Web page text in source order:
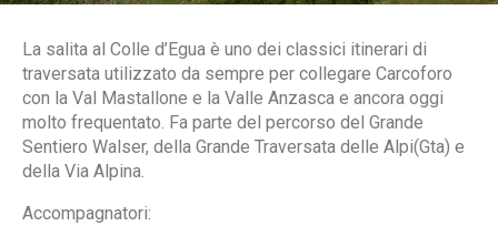
La salita al Colle d’Egua è uno dei classici itinerari di
traversata utilizzato da sempre per collegare Carcoforo
con la Val Mastallone e la Valle Anzasca e ancora oggi
molto frequentato. Fa parte del percorso del Grande
Sentiero Walser, della Grande Traversata delle Alpi(Gta) e
della Via Alpina.
Accompagnatori: